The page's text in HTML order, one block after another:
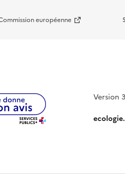
européenne
Version